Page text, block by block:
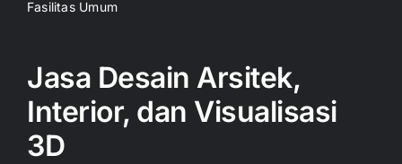
Fasilitas Umum
Jasa Desain Arsitek,
Interior, dan Visualisasi
3D